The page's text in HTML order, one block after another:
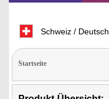
Schweiz / Deutsch
Startseite